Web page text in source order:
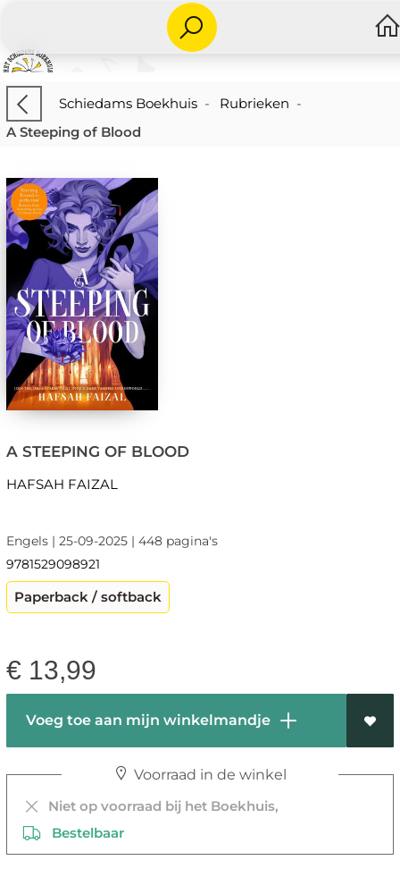
Schiedams Boekhuis- Rubrieken -
A Steeping of Blood
A STEEPING OF BLOOD
HAFSAH FAIZAL
Engels | 25-09-2025 | 448 pagina's
9781529098921
Paperback / softback
€ 13,99
Voeg toe aan mijn winkelmandje
Voorraad in de winkel
Niet op voorraad bij het Boekhuis,
Bestelbaar